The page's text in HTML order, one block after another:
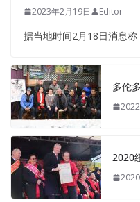
2023年2月19日 Editor
据当地时间2月18日消息
多伦
2020